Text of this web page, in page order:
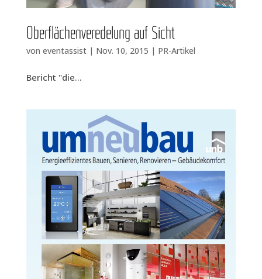
Ober­flä­chen­ver­ede­lung auf Sicht
von eventassist| Nov. 10, 2015 | PR-Artikel
Bericht "die...